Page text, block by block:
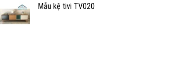
Mẫu kệ tivi TV020